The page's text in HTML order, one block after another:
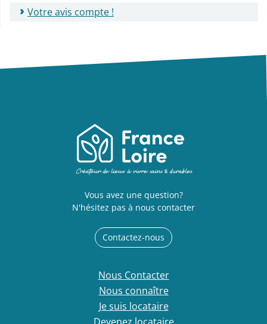
Votre avis compte !
Vous avez une question?
N'hésitez pas à nous contacter
Contactez-nous
Nous Contacter
Nous connaître
Je suis locataire